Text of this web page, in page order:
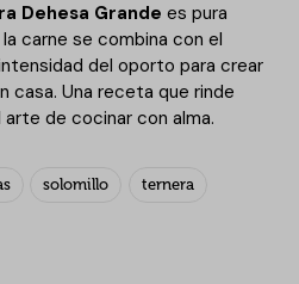
Dehesa Grande es pura
carne se combina con el
del oporto para crear
casa. Una receta que rinde
de cocinar con alma.
solomillo ternera